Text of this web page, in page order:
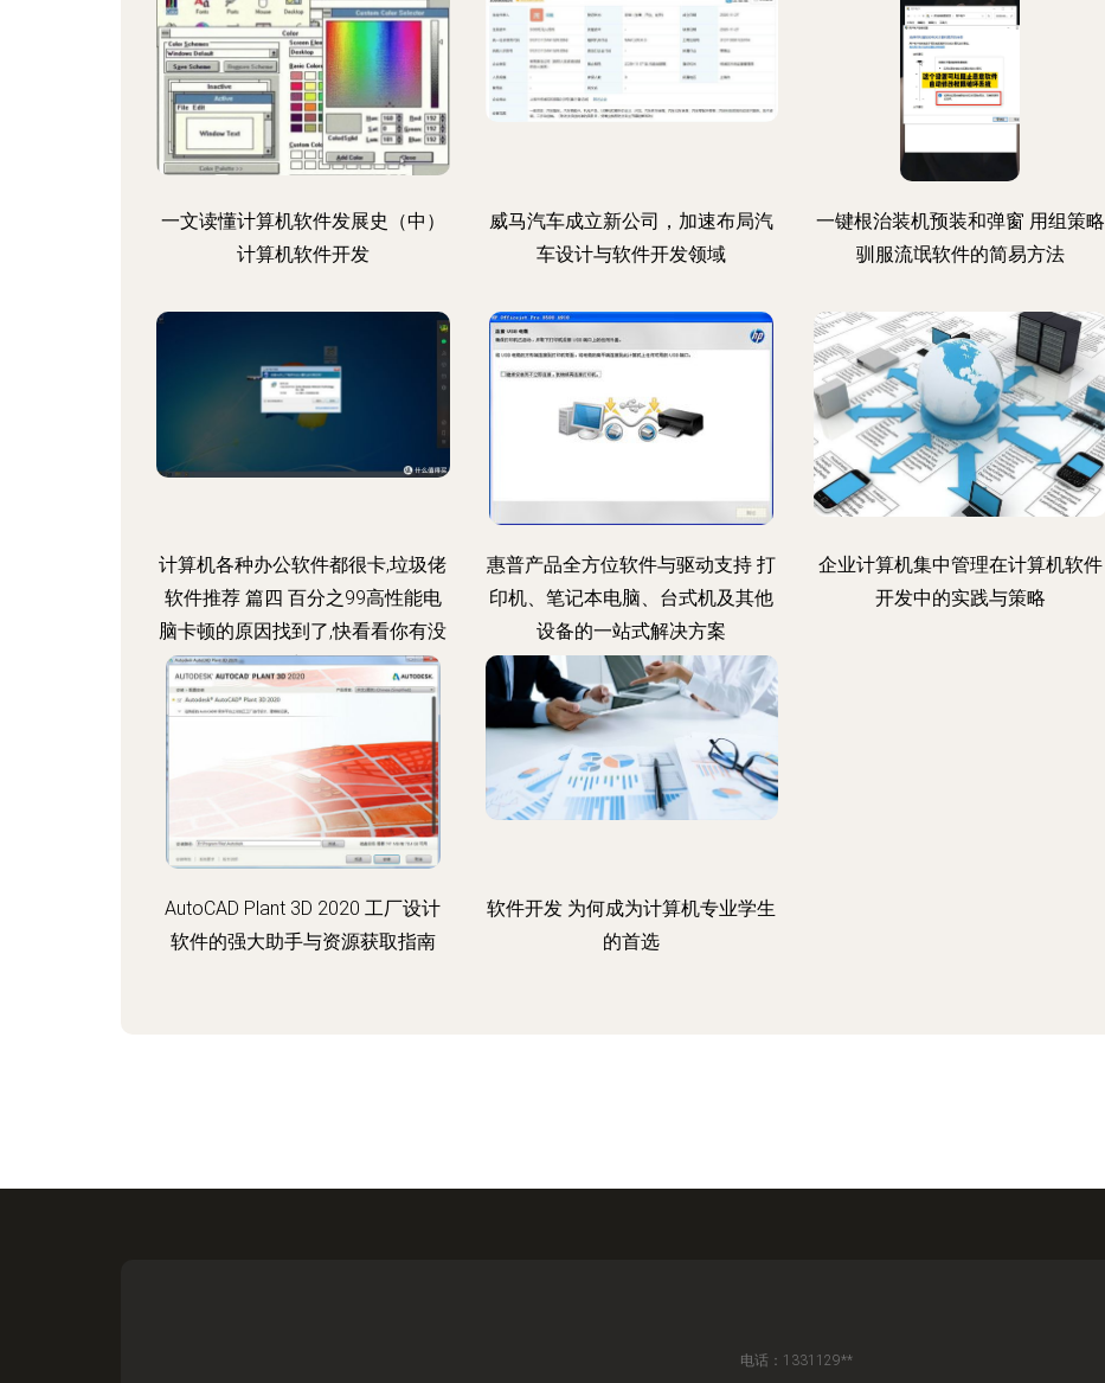
一文读懂计算机软件发展史（中）
计算机软件开发
威马汽车成立新公司，加速布局汽
车设计与软件开发领域
一键根治装机预装和弹窗 用组策略
驯服流氓软件的简易方法
计算机各种办公软件都很卡,垃圾佬
软件推荐 篇四 百分之99高性能电
脑卡顿的原因找到了,快看看你有没
有中招...
惠普产品全方位软件与驱动支持 打
印机、笔记本电脑、台式机及其他
设备的一站式解决方案
企业计算机集中管理在计算机软件
开发中的实践与策略
AutoCAD Plant 3D 2020 工厂设计
软件的强大助手与资源获取指南
软件开发 为何成为计算机专业学生
的首选
电话：1331129**